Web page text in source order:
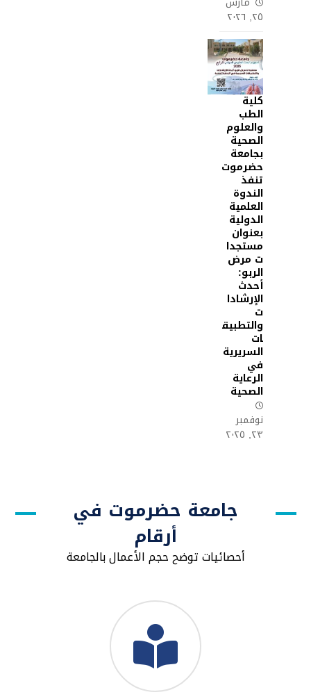
٢٥, ٢٠٢٦
كلية
الطب
والعلوم
الصحية
بجامعة
حضرموت
تنفذ
الندوة
العلمية
الدولية
بعنوان
مستجدا
ت مرض
الربو:
أحدث
الإرشادا
ت
والتطبيق
ات
السريرية
في
الرعاية
الصحية
نوفمبر
٢٣, ٢٠٢٥
جامعة حضرموت في
أرقام
أحصائيات توضح حجم الأعمال بالجامعة